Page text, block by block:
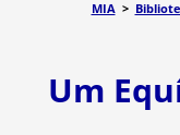
MIA>
Um